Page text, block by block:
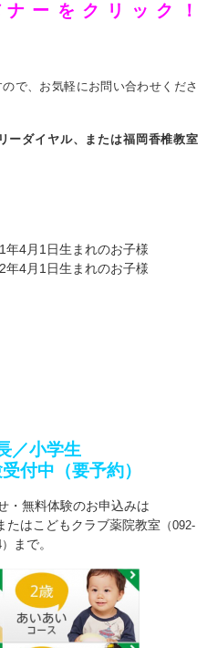
ナーをクリック！
で、お気軽にお問い合わせくださ
ーダイヤル、または福岡香椎教室
4月1日生まれのお子様
4月1日生まれのお子様
／小学生
付中（要予約）
・無料体験のお申込みは
たはこどもクラブ薬院教室 （092-
まで。